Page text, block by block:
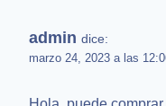
admin dice:
marzo 24, 2023 a las